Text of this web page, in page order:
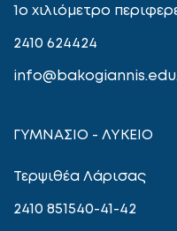
1ο χιλιόμετρο
2410 624424
ΓΥΜΝΑΣΙΟ - ΛΥΚΕΙΟ
Τερψιθέα Λάρισας
2410 851540-41-42